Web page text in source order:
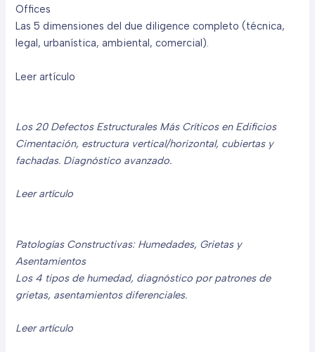
Offices
Las 5 dimensiones del due diligence completo (técnica,
legal, urbanística, ambiental, comercial).
Leer artículo
Los 20 Defectos Estructurales Más Críticos en Edificios
Cimentación, estructura vertical/horizontal, cubiertas y
fachadas. Diagnóstico avanzado.
Leer artículo
Patologías Constructivas: Humedades, Grietas y
Asentamientos
Los 4 tipos de humedad, diagnóstico por patrones de
grietas, asentamientos diferenciales.
Leer artículo